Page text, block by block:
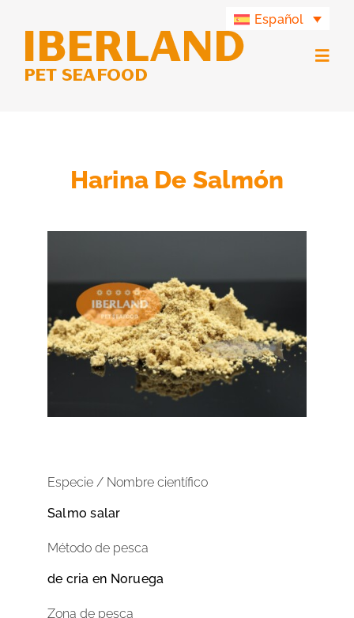
contenido
Español
Grupo Iberland
Harina De Salmón
Especie / Nombre científico
Salmo salar
Método de pesca
de cria en Noruega
Zona de pesca